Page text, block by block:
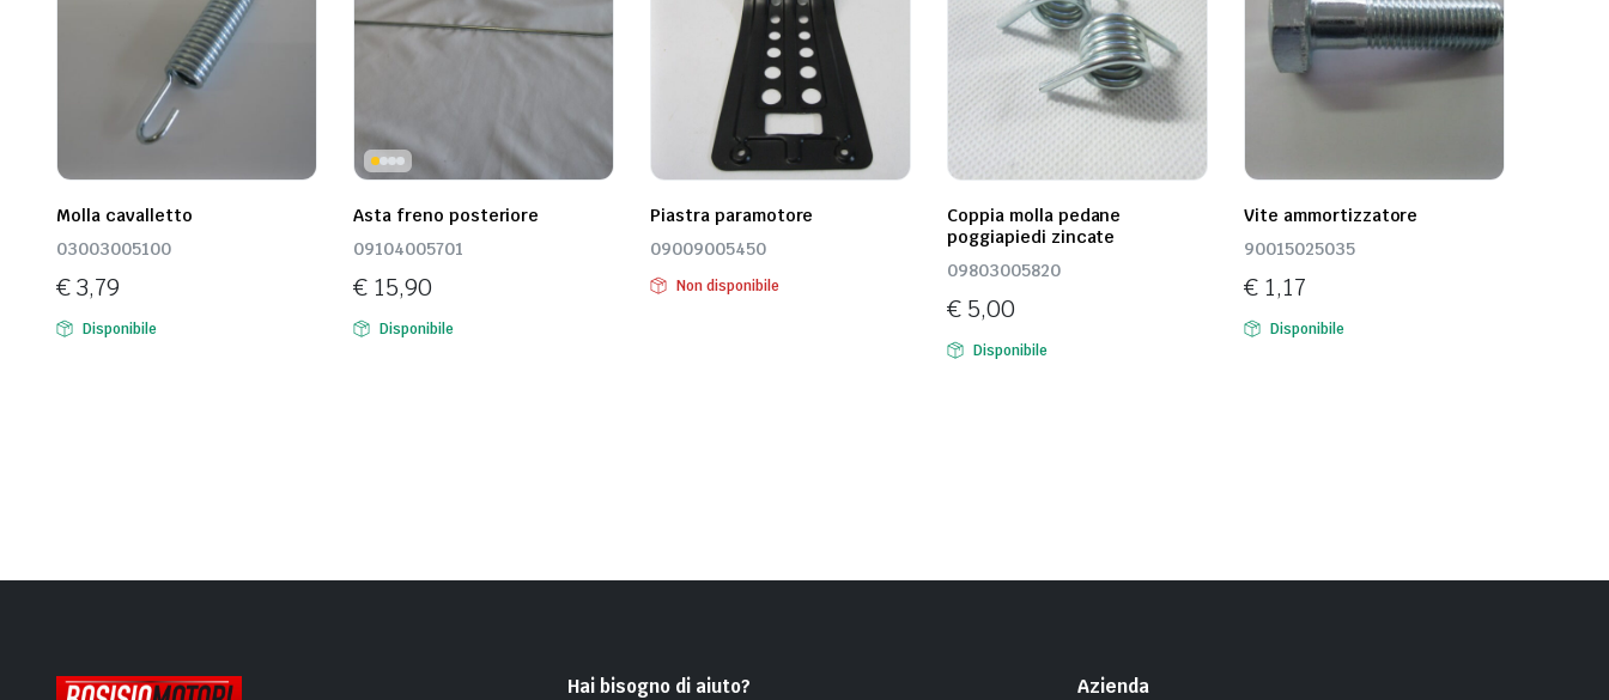
Molla cavalletto
03003005100
€3,79
Disponibile
Asta freno posteriore
09104005701
€15,90
Disponibile
Piastra paramotore
09009005450
Non disponibile
Coppia molla pedane
poggiapiedi zincate
09803005820
€5,00
Disponibile
Vite ammortizzatore
90015025035
€1,17
Disponibile
Hai bisogno di aiuto? Azienda